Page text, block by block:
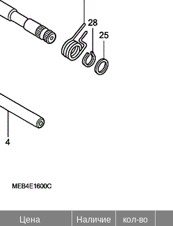
Цена Наличие кол-во